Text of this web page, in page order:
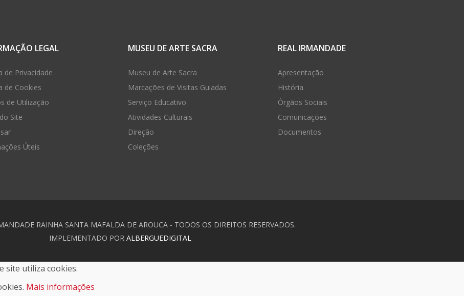
LEGAL
de Privacidade
de Cookies
de Utilização
Site
Úteis
MUSEU DE ARTE SACRA
Museu de Arte Sacra
Marcações de Visitas Guiadas
Serviço Educativo
Atividades Culturais
Direção
Coleções
REAL IRMANDADE
Apresentação
História
Órgãos Sociais
Comunicações
Documentos
RAINHA SANTA MAFALDA DE AROUCA - TODOS OS DIREITOS RESERVADOS.
IMPLEMENTADO POR ALBERGUEDIGITAL
site utiliza cookies.
Mais informações